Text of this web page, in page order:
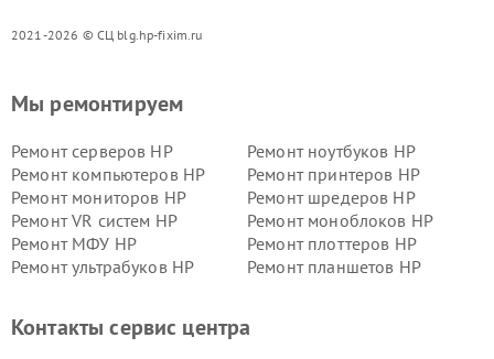
2021-2026 © СЦ blg.hp-fixim.ru
Мы ремонтируем
Ремонт серверов HP
Ремонт ноутбуков HP
Ремонт компьютеров HP
Ремонт принтеров HP
Ремонт мониторов HP
Ремонт шредеров HP
Ремонт VR систем HP
Ремонт моноблоков HP
Ремонт МФУ HP
Ремонт плоттеров HP
Ремонт ультрабуков HP
Ремонт планшетов HP
Контакты сервис центра